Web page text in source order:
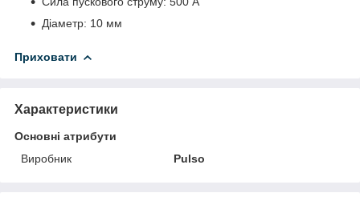
Діаметр: 10 мм
Приховати
Характеристики
Основні атрибути
Виробник
Pulso